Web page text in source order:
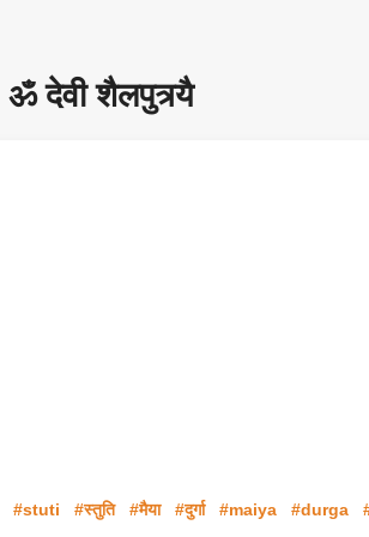
ॐ देवी शैलपुत्र्यै
#stuti #स्तुति #मैया #दुर्गा #maiya #durga